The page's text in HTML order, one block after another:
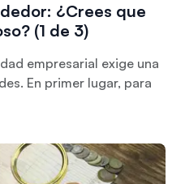
¿Crees que
(1 de 3)
empresarial exige una
En primer lugar, para